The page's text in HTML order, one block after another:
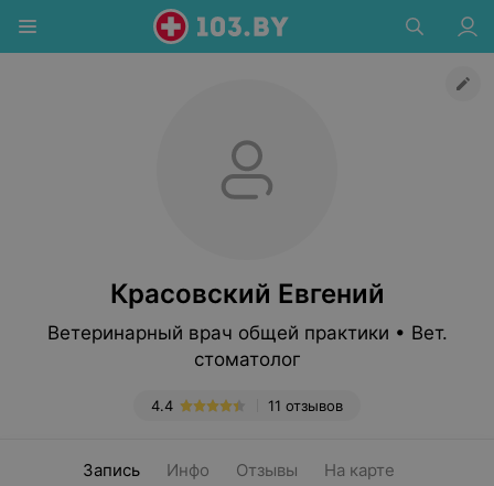
Красовский Евгений
Ветеринарный врач общей практики • Вет.
стоматолог
11 отзывов
4.4
Запись Инфо Отзывы На карте